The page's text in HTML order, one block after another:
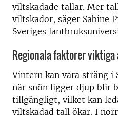
viltskadade tallar. Mer
viltskador, säger Sabine
Sveriges
Regionala faktorer
Vintern kan vara sträng i
när snön ligger djup blir
tillgängligt, vilket kan
viltskadad tall ökar. I